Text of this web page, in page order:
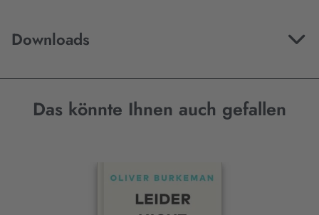
Downloads
Das könnte Ihnen auch gefallen